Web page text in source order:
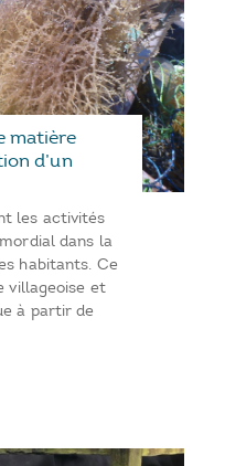
matière
d’un
les activités
dans la
habitants. Ce
villageoise et
à partir de